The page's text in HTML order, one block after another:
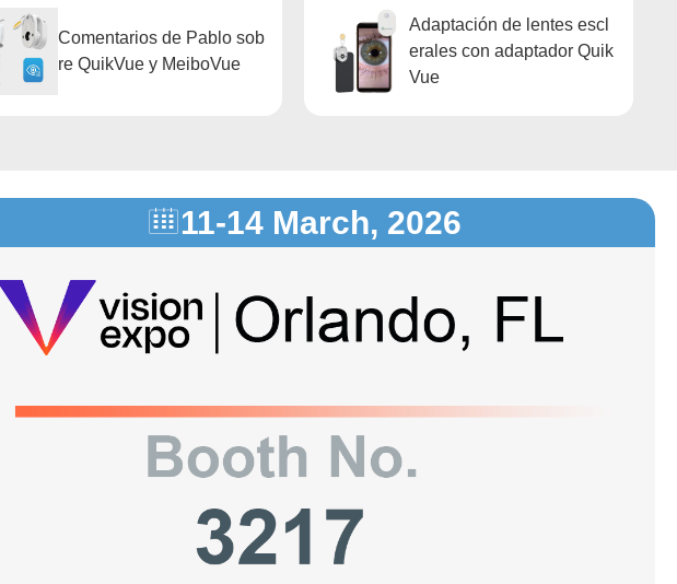
Comentarios de Pablo sob
re QuikVue y MeiboVue
Adaptación de lentes escl
erales con adaptador Quik
Vue
11-14 March, 2026